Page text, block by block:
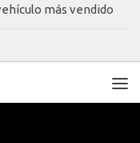
más vendido